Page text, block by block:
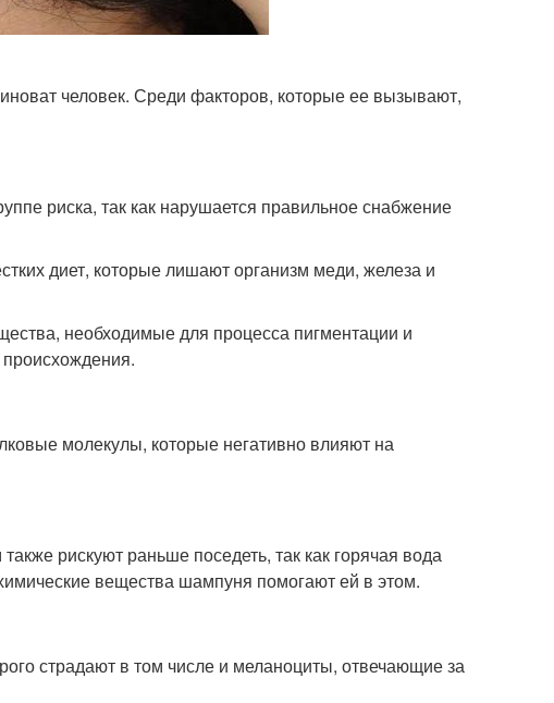
человек. Среди факторов, которые ее вызывают,
риска, так как нарушается правильное снабжение
диет, которые лишают организм меди, железа и
необходимые для процесса пигментации и
молекулы, которые негативно влияют на
рискуют раньше поседеть, так как горячая вода
вещества шампуня помогают ей в этом.
страдают в том числе и меланоциты, отвечающие за